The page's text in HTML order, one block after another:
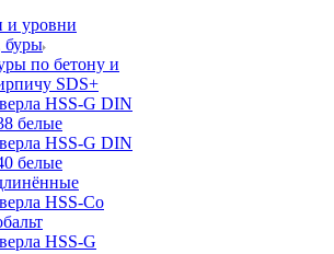
и уровни
буры
по бетону и
SDS+
HSS-G DIN
белые
HSS-G DIN
белые
HSS-Co
HSS-G